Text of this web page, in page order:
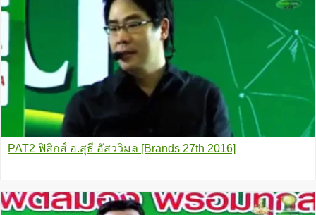
PAT2 ฟิสิกส์ อ.สุธี อัสววิมล [Brands 27th 2016]